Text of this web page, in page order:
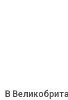
В